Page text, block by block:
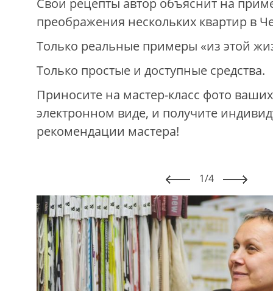
Свои рецепты автор объяснит на
преображения нескольких квартир в
Только реальные примеры «из этой
Только простые и доступные
Приносите на мастер-класс фото
электронном виде, и получите
рекомендации мастера!
1/4